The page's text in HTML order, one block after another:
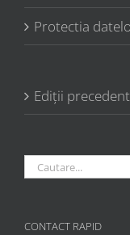
Protectia
Ediții
Cautare...
CONTACT RAPID